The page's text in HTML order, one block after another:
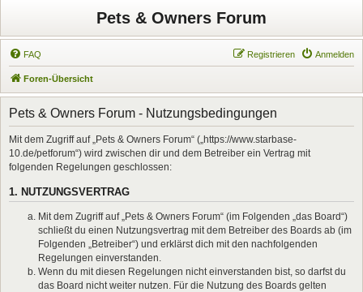
Pets & Owners Forum
FAQ Anmelden
Registrieren
Foren-Übersicht
Pets & Owners Forum - Nutzungsbedingungen
Mit dem Zugriff auf „Pets & Owners Forum“ („https://www.starbase-
10.de/petforum“) wird zwischen dir und dem Betreiber ein Vertrag mit
folgenden Regelungen geschlossen:
1. NUTZUNGSVERTRAG
Mit dem Zugriff auf „Pets & Owners Forum“ (im Folgenden „das Board“)
schließt du einen Nutzungsvertrag mit dem Betreiber des Boards ab (im
Folgenden „Betreiber“) und erklärst dich mit den nachfolgenden
Regelungen einverstanden.
Wenn du mit diesen Regelungen nicht einverstanden bist, so darfst du
das Board nicht weiter nutzen. Für die Nutzung des Boards gelten